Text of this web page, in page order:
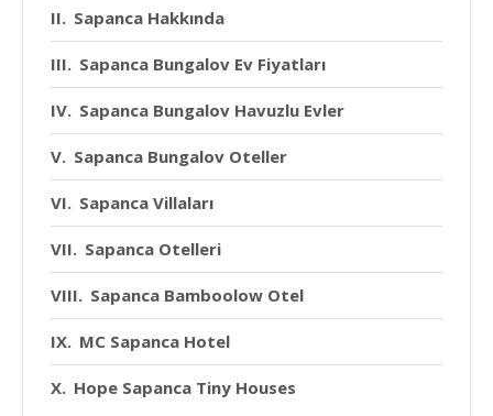
Sapanca Hakkında
Sapanca Bungalov Ev Fiyatları
Sapanca Bungalov Havuzlu Evler
Sapanca Bungalov Oteller
Sapanca Villaları
Sapanca Otelleri
Sapanca Bamboolow Otel
MC Sapanca Hotel
Hope Sapanca Tiny Houses